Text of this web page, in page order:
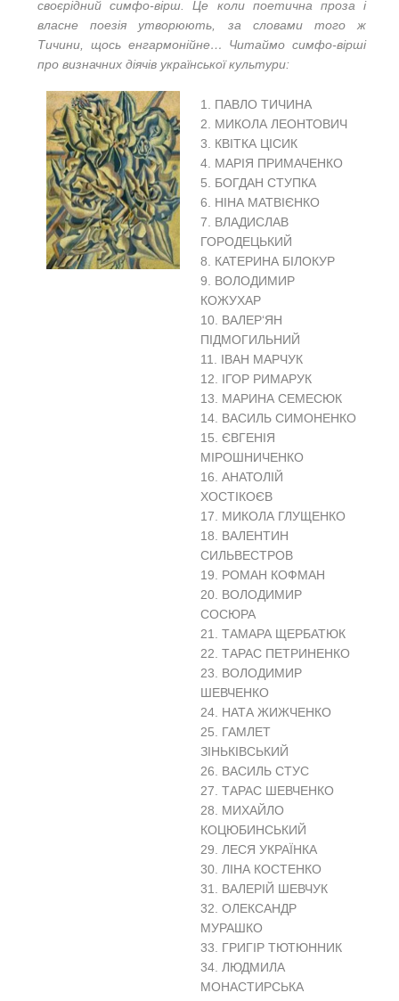
своєрідний симфо-вірш. Це коли поетична проза і
власне поезія утворюють, за словами того ж
Тичини, щось енгармонійне… Читаймо симфо-вірші
про визначних діячів української культури:
1. ПАВЛО ТИЧИНА
2. МИКОЛА ЛЕОНТОВИЧ
3. КВІТКА ЦІСИК
4. МАРІЯ ПРИМАЧЕНКО
5. БОГДАН СТУПКА
6. НІНА МАТВІЄНКО
7. ВЛАДИСЛАВ
ГОРОДЕЦЬКИЙ
8. КАТЕРИНА БІЛОКУР
9. ВОЛОДИМИР
КОЖУХАР
10. ВАЛЕР‘ЯН
ПІДМОГИЛЬНИЙ
11. ІВАН МАРЧУК
12. ІГОР РИМАРУК
13. МАРИНА СЕМЕСЮК
14. ВАСИЛЬ СИМОНЕНКО
15. ЄВГЕНІЯ
МІРОШНИЧЕНКО
16. АНАТОЛІЙ
ХОСТІКОЄВ
17. МИКОЛА ГЛУЩЕНКО
18. ВАЛЕНТИН
СИЛЬВЕСТРОВ
19. РОМАН КОФМАН
20. ВОЛОДИМИР
СОСЮРА
21. ТАМАРА ЩЕРБАТЮК
22. ТАРАС ПЕТРИНЕНКО
23. ВОЛОДИМИР
ШЕВЧЕНКО
24. НАТА ЖИЖЧЕНКО
25. ГАМЛЕТ
ЗІНЬКІВСЬКИЙ
26. ВАСИЛЬ СТУС
27. ТАРАС ШЕВЧЕНКО
28. МИХАЙЛО
КОЦЮБИНСЬКИЙ
29. ЛЕСЯ УКРАЇНКА
30. ЛІНА КОСТЕНКО
31. ВАЛЕРІЙ ШЕВЧУК
32. ОЛЕКСАНДР
МУРАШКО
33. ГРИГІР ТЮТЮННИК
34. ЛЮДМИЛА
МОНАСТИРСЬКА